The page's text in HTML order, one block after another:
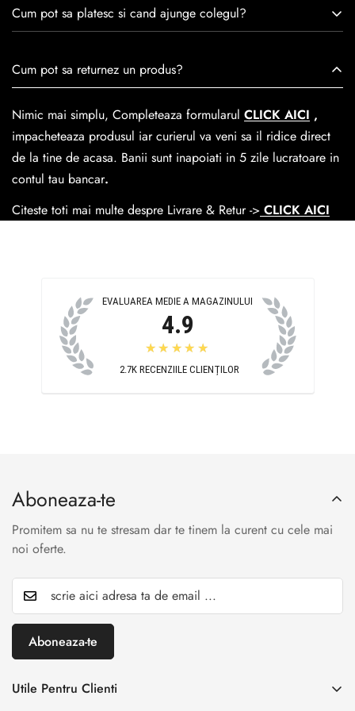
satisfacția clienților.Fiecare pereche de încălțăminte Caspian
este creată cu mândrie de meșteri pricepuți, care aduc la
trecerea timpului.
Cum pot sa platesc si cand ajunge colegul?
medie livrarea dureaza 1-2 zilelucratoare prin
Easybox-ul Emag.
Cosul de livrareeste 15 lei pentru o comanda mai mica de
390 lei si Gratuit pentru o comanda de peste 390 lei.
Cum pot sa returnez un produs?
Nimic mai simplu, Completeaza formularul CLICK AICI ,
impacheteaza produsul iar curierul va veni sa il ridice direct
de la tine de acasa. Banii sunt inapoiati in 5 zile lucratoare in
contul tau bancar.
Citeste toti mai multe despre Livrare & Retur -> CLICK AICI
EVALUAREA MEDIE A MAGAZINULUI
4.9
★★★★★
2.7K RECENZIILE CLIENȚILOR
Aboneaza-te
Promitem sa nu te stresam dar te tinem la curent cu cele mai
noi oferte.
Aboneaza-te
Utile Pentru Clienti